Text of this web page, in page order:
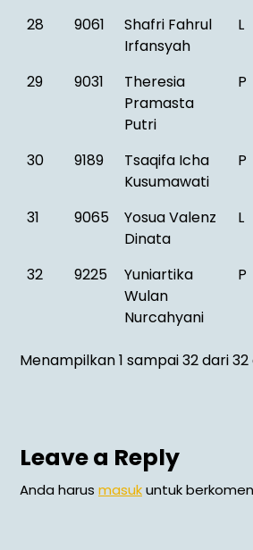
28 9061
Shafri Fahrul
Irfansyah
L
29 9031
Theresia
Pramasta
Putri
P
30 9189
Tsaqifa Icha
Kusumawati
P
31 9065
Yosua Valenz
Dinata
L
32 9225
Yuniartika
Wulan
Nurcahyani
P
Menampilkan 1 sampai 32 dari
Leave a Reply
Anda harus masukuntuk